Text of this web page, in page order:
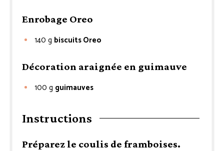
Enrobage Oreo
140 g biscuits Oreo
Décoration araignée en guimauve
100 g guimauves
Instructions
Préparez le coulis de framboises.